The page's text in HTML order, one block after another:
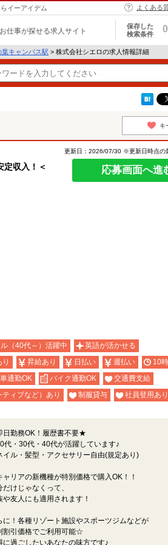
イーアイデム よくある
仕事が探せる求人サイト
保存した
検索条件
0
葉キャンパス駅 > 株式会社シエロの求人情報詳細
キ
収入！＜
更新日：2026/07/30 ※更新日時点の
応募画面へ進
ル（40代～）活躍中
英語が活かせる
昇給あり 日払い 週払い
10
車通勤OK バイク通勤OK
交通費支給
ィブなど）あり 制服貸与 社員登用あり
勤務OK！履歴書不要★
代・30代・40代が活躍しています♪
ル・髪型・アクセサリー自由(規定あり)
ャリアの新機種が特別価格で購入OK！！
だけじゃなくって、
や友人にも適用されます！
に！各種リゾート施設やスポーツジムなどが
割引価格でご利用可能☆
に過ごしたいあなたの味方です♪